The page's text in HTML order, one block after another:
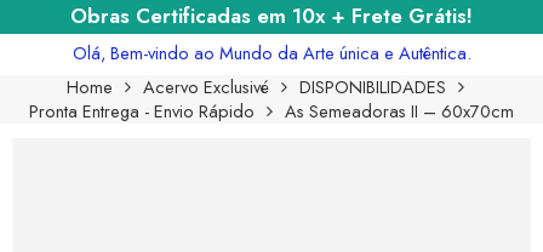
Obras Certificadas em 10x + Frete Grátis!
Olá, Bem-vindo ao Mundo da Arte única e Autêntica.
Home
Acervo Exclusivé
DISPONIBILIDADES
Pronta Entrega - Envio Rápido
As Semeadoras II – 60x70cm